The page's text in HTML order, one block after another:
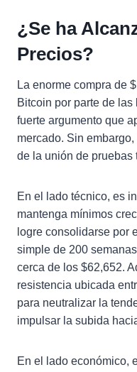
¿Se ha
Precios?
La enorme compra de
Bitcoin por parte de
fuerte argumento que
mercado. Sin
de la unión de pruebas
En el lado técnico, es
mantenga mínimos
logre consolidarse por
simple de 200
cerca de los $62,652.
resistencia ubicada
para neutralizar la
impulsar la subida
En el lado económico,